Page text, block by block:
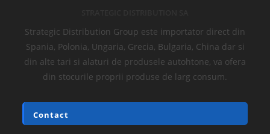
Strategic Distribution Group este importator direct din
Spania, Polonia, Ungaria, Grecia, Bulgaria, China dar si
din alte tari si alaturi de produsele autohtone, va ofera
din stocurile proprii produse de larg consum.
Contact